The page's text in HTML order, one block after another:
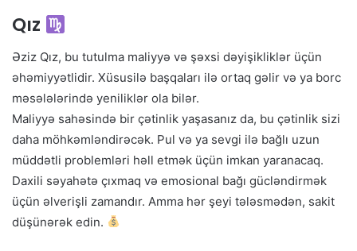
Qız
Əziz Qız, bu tutulma maliyyə və şəxsi dəyişikliklər üçün
əhəmiyyətlidir. Xüsusilə başqaları ilə ortaq gəlir və ya borc
məsələlərində yeniliklər ola bilər.
Maliyyə sahəsində bir çətinlik yaşasanız da, bu çətinlik sizi
daha möhkəmləndirəcək. Pul və ya sevgi ilə bağlı uzun
müddətli problemləri həll etmək üçün imkan yaranacaq.
Daxili səyahətə çıxmaq və emosional bağı gücləndirmək
üçün əlverişli zamandır. Amma hər şeyi tələsmədən, sakit
düşünərək edin.